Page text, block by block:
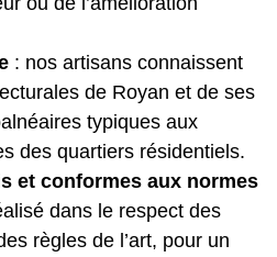
: nos artisans connaissent
de Royan et de ses
typiques aux
des quartiers résidentiels.
et conformes aux normes
dans le respect des
règles de l’art, pour un